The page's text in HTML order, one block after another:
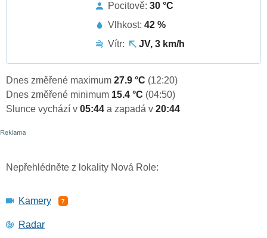
Pocitově: 30 °C
Vlhkost: 42 %
Vítr:
JV, 3 km/h
Dnes změřené maximum 27.9 °C (12:20)
Dnes změřené minimum 15.4 °C (04:50)
Slunce vychází v 05:44 a zapadá v 20:44
Nepřehlédněte z lokality Nová Role:
Kamery 7
Radar